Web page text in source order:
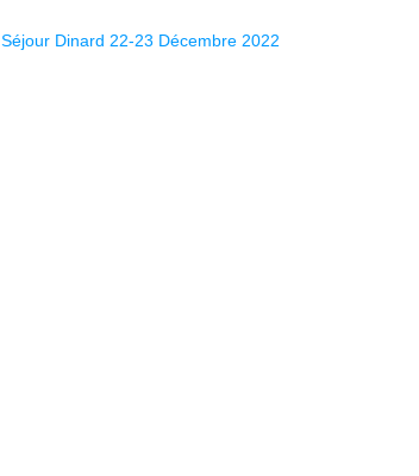
Séjour Dinard 22-23 Décembre 2022